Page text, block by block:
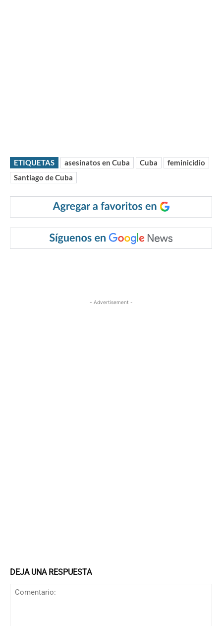
ETIQUETAS asesinatos en Cuba Cuba
feminicidio
Santiago de Cuba
- Advertisement -
DEJA UNA RESPUESTA